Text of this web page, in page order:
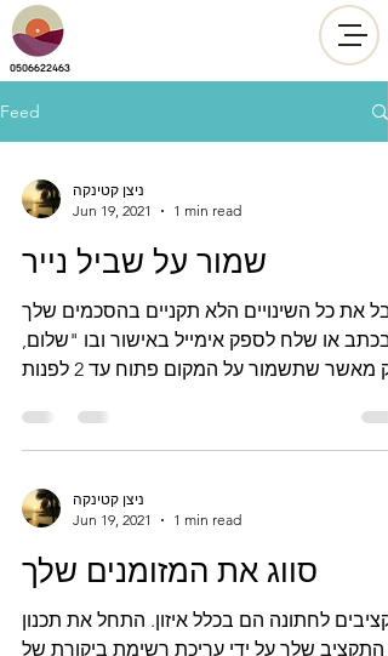
0506622463
Feed
ניצן קטינקה
Jun 19, 2021
1 min read
שמור על שביל נייר
את כל השינויים הלא תקניים בהסכמים שלך
בכתב או שלח לספק אימייל באישור ובו "שלום,
רק מאשר שתשמור על המקום פתוח עד 2 לפנות
ניצן קטינקה
Jun 19, 2021
1 min read
סווג את המזומנים שלך
לחתונה הם בכלל איזון. התחל את תכנון
התקציב שלך על ידי עריכת רשימת ביקורת של